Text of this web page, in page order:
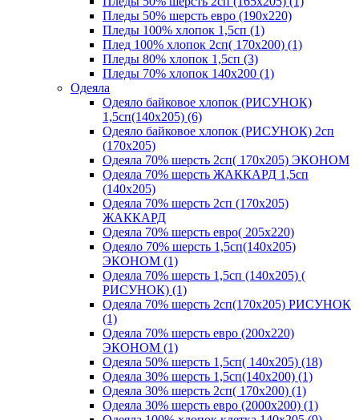
Пледы 50% шерсть евро (190х220)
Пледы 100% хлопок 1,5сп (1)
Плед 100% хлопок 2сп( 170х200) (1)
Пледы 80% хлопок 1,5сп (3)
Пледы 70% хлопок 140х200 (1)
Одеяла
Одеяло байковое хлопок (РИСУНОК)
1,5сп(140х205) (6)
Одеяло байковое хлопок (РИСУНОК) 2сп
(170х205)
Одеяла 70% шерсть 2сп( 170х205) ЭКОНОМ
Одеяла 70% шерсть ЖАККАРД 1,5сп
(140х205)
Одеяла 70% шерсть 2сп (170х205)
ЖАККАРД
Одеяла 70% шерсть евро( 205х220)
Одеяло 70% шерсть 1,5сп(140х205)
ЭКОНОМ (1)
Одеяла 70% шерсть 1,5сп (140х205) (
РИСУНОК) (1)
Одеяла 70% шерсть 2сп(170х205) РИСУНОК
(1)
Одеяла 70% шерсть евро (200х220)
ЭКОНОМ (1)
Одеяла 50% шерсть 1,5сп( 140х205) (18)
Одеяла 30% шерсть 1,5сп(140х200) (1)
Одеяла 30% шерсть 2сп( 170х200) (1)
Одеяла 30% шерсть евро (2000х200) (1)